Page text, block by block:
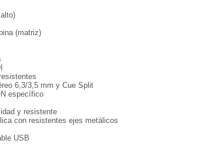
(matriz)
6,3/3,5 mm y Cue Split
específico
y resistente
con resistentes ejes metálicos
USB